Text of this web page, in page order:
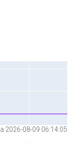
2026-08-09 06:14:05